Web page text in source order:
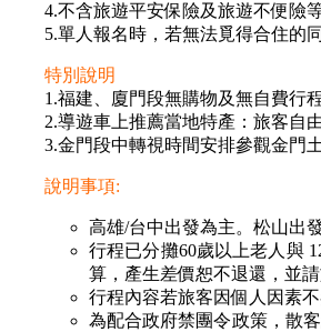
4.不含旅遊平安保險及旅遊不便險
5.單人報名時，若無法覓得合住的
特別說明
1.福建、廈門段無購物及無自費行程
2.導遊車上推薦當地特產：旅客自
3.金門段中轉視時間安排參觀金門
說明事項:
高雄/台中出發為主。松山出
行程已分攤60歲以上老人與
算，產生差價恕不退還，並
行程內容若旅客因個人因素
為配合政府禁團令政策，散